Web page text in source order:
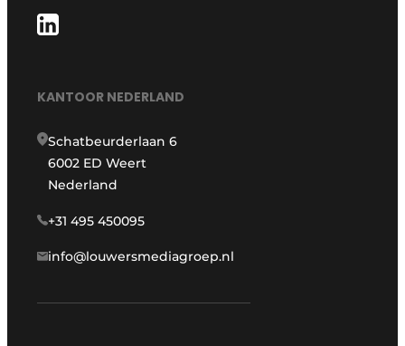
KANTOOR NEDERLAND
Schatbeurderlaan 6
6002 ED Weert
Nederland
+31 495 450095
info@louwersmediagroep.nl